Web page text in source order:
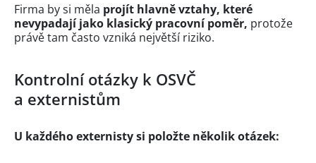
Firma by si měla projít hlavně vztahy, které
nevypadají jako klasický pracovní poměr, protože
právě tam často vzniká největší riziko.
Kontrolní otázky k OSVČ
a externistům
U každého externisty si položte několik otázek: